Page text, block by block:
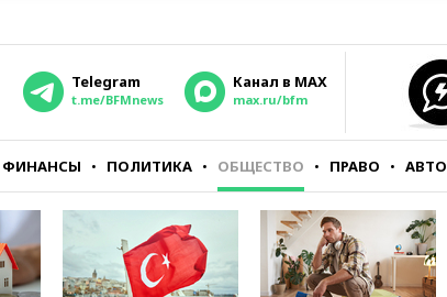
Telegram
t.me/BFMnews
Канал в MAX
max.ru/bfm
ФИНАНСЫ ПОЛИТИКА ОБЩЕСТВО ПРАВО АВТО